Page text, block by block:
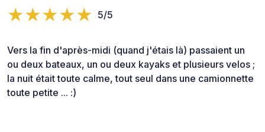
5/5
Vers la fin d'après-midi (quand j'étais là) passaient un
ou deux bateaux, un ou deux kayaks et plusieurs velos ;
la nuit était toute calme, tout seul dans une camionnette
toute petite ... :)